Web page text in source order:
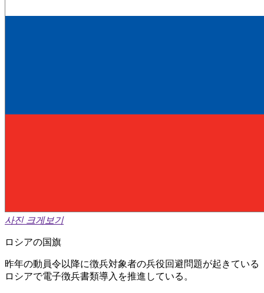
사진 크게보기
ロシアの国旗
昨年の動員令以降に徴兵対象者の兵役回避問題が起きている
ロシアで電子徴兵書類導入を推進している。